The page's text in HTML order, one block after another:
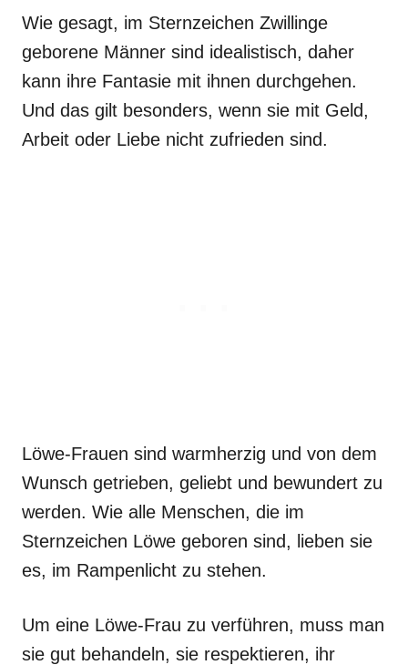
Wie gesagt, im Sternzeichen Zwillinge
geborene Männer sind idealistisch, daher
kann ihre Fantasie mit ihnen durchgehen.
Und das gilt besonders, wenn sie mit Geld,
Arbeit oder Liebe nicht zufrieden sind.
Löwe-Frauen sind warmherzig und von dem
Wunsch getrieben, geliebt und bewundert zu
werden. Wie alle Menschen, die im
Sternzeichen Löwe geboren sind, lieben sie
es, im Rampenlicht zu stehen.
Um eine Löwe-Frau zu verführen, muss man
sie gut behandeln, sie respektieren, ihr